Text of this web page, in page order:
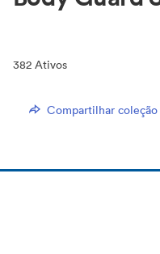
382 Ativos
Compartilhar coleção